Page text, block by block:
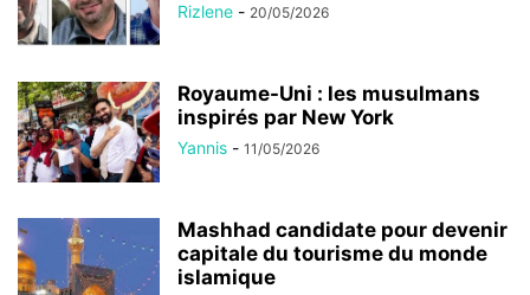
Rizlene - 20/05/2026
Royaume-Uni : les musulmans
inspirés par New York
Yannis - 11/05/2026
Mashhad candidate pour devenir
capitale du tourisme du monde
islamique